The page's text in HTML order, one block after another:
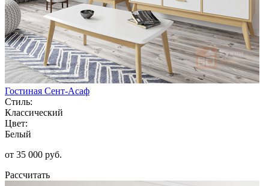
Гостиная Сент-Асаф
Стиль:
Классический
Цвет:
Белый
от 35 000 руб.
Рассчитать